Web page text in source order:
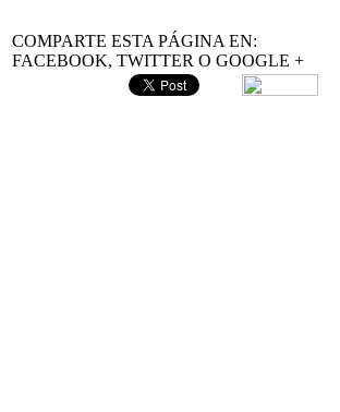
COMPARTE ESTA PÁGINA EN:
FACEBOOK, TWITTER O GOOGLE +